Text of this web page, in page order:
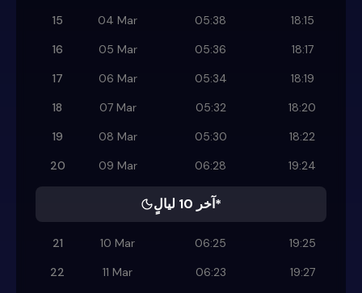
15
04 Mar 05:38
18:15
16
05 Mar 05:36
18:17
17
06 Mar 05:34
18:19
18
07 Mar 05:32
18:20
19
08 Mar 05:30
18:22
20
09 Mar 06:28 19:24
آخر 10 ليالٍ*
21 10 Mar 06:25
19:25
22
11 Mar 06:23
19:27